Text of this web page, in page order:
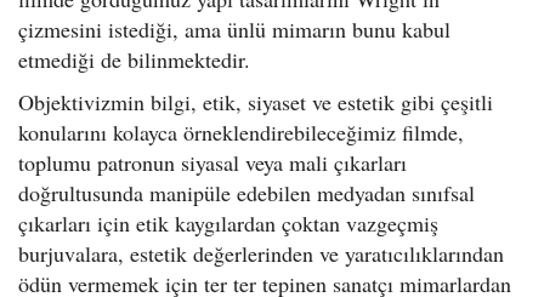
çizmesini istediği, ama ünlü mimarın bunu kabul
etmediği de bilinmektedir.
Objektivizmin bilgi, etik, siyaset ve estetik gibi çeşitli
konularını kolayca örneklendirebileceğimiz filmde,
toplumu patronun siyasal veya mali çıkarları
doğrultusunda manipüle edebilen medyadan sınıfsal
çıkarları için etik kaygılardan çoktan vazgeçmiş
burjuvalara, estetik değerlerinden ve yaratıcılıklarından
ödün vermemek için ter ter tepinen sanatçı mimarlardan